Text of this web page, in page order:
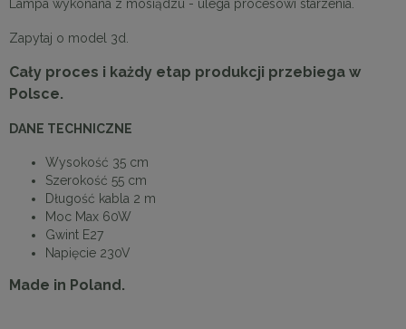
Lampa wykonana z mosiądzu - ulega procesowi starzenia.
Zapytaj o model 3d.
Cały proces i każdy etap produkcji przebiega w
Polsce.
DANE TECHNICZNE
Wysokość 35 cm
Szerokość 55 cm
Długość kabla 2 m
Moc Max 60W
Gwint E27
Napięcie 230V
Made in Poland.